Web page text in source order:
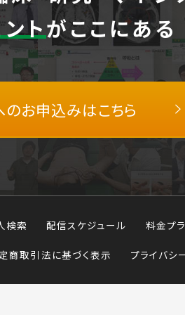
トがここにある
のお申込みはこちら
検索 配信スケジュール 料金プ
商取引法に基づく表示 プライバシ